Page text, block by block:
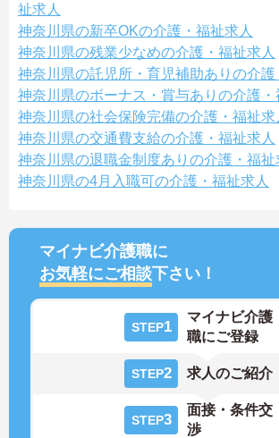
祉求人
神奈川県の新卒OKの介護・福祉求人
神奈川県の残業少なめの介護・福祉求人
神奈川県の託児所・育児補助ありの介護
神奈川県のボーナス・賞与ありの介護・
神奈川県の社会保険完備の介護・福祉求
神奈川県の交通費支給の介護・福祉求人
神奈川県の退職金制度ありの介護・福祉
神奈川県の4月入職可の介護・福祉求人
マイナビ介護職に
お気軽にご相談下さい！
STEP1
マイナビ介護
職にご登録
STEP2 求人のご紹介
STEP3
面接・条件交
渉